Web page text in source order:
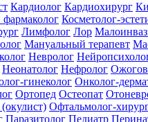
Кардиолог Кардиохирург
Косметолог-
Лимфолог Лор
Мануальный терапевт
Невролог
Неонатолог Нефролог
гинеколог Онколог-
Ортопед Остеопат
Офтальмолог-
Паразитолог Педиатр